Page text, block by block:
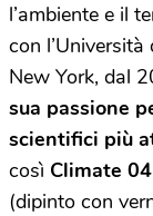
l’ambiente e il
con
New York, dal
sua passione
scientifici più
così Climate
(dipinto con